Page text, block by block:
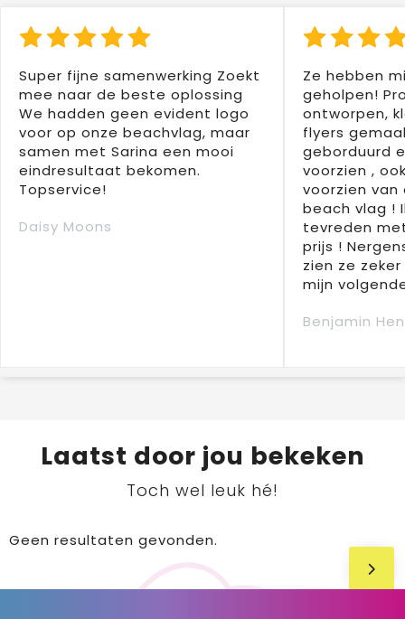
Super fijne samenwerking Zoekt
mee naar de beste oplossing
We hadden geen evident logo
voor op onze beachvlag, maar
samen met Sarina een mooi
eindresultaat bekomen.
Topservice!
Daisy Moons
Ze hebben
geholpen!
ontworpen,
flyers
geborduurd
voorzien ,
voorzien
beach vlag !
tevreden
prijs !
zien ze
mijn
Benjamin
Laatst door jou bekeken
Toch wel leuk hé!
Geen resultaten gevonden.